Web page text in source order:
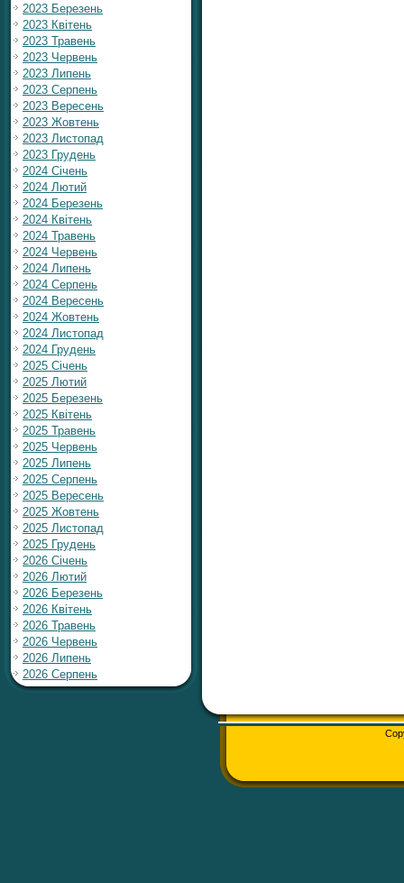
2023 Березень
2023 Квітень
2023 Травень
2023 Червень
2023 Липень
2023 Серпень
2023 Вересень
2023 Жовтень
2023 Листопад
2023 Грудень
2024 Січень
2024 Лютий
2024 Березень
2024 Квітень
2024 Травень
2024 Червень
2024 Липень
2024 Серпень
2024 Вересень
2024 Жовтень
2024 Листопад
2024 Грудень
2025 Січень
2025 Лютий
2025 Березень
2025 Квітень
2025 Травень
2025 Червень
2025 Липень
2025 Серпень
2025 Вересень
2025 Жовтень
2025 Листопад
2025 Грудень
2026 Січень
2026 Лютий
2026 Березень
2026 Квітень
2026 Травень
2026 Червень
2026 Липень
2026 Серпень